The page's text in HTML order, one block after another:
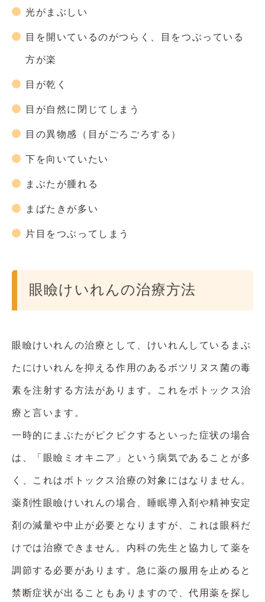
光がまぶしい
目を開いているのがつらく、目をつぶっている
方が楽
目が乾く
目が自然に閉じてしまう
目の異物感（目がごろごろする）
下を向いていたい
まぶたが腫れる
まばたきが多い
片目をつぶってしまう
眼瞼けいれんの治療方法
眼瞼けいれんの治療として、けいれんしているまぶ
たにけいれんを抑える作用のあるボツリヌス菌の毒
素を注射する方法があります。これをボトックス治
療と言います。
一時的にまぶたがピクピクするといった症状の場合
は、「眼瞼ミオキニア」という病気であることが多
く、これはボトックス治療の対象にはなりません。
薬剤性眼瞼けいれんの場合、睡眠導入剤や精神安定
剤の減量や中止が必要となりますが、これは眼科だ
けでは治療できません。内科の先生と協力して薬を
調節する必要があります。急に薬の服用を止めると
禁断症状が出ることもありますので、代用薬を探し